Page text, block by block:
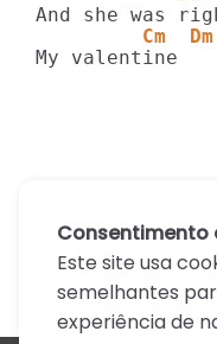
Cm
My valentine
Consentimento
Este site usa
semelhantes
experiência de